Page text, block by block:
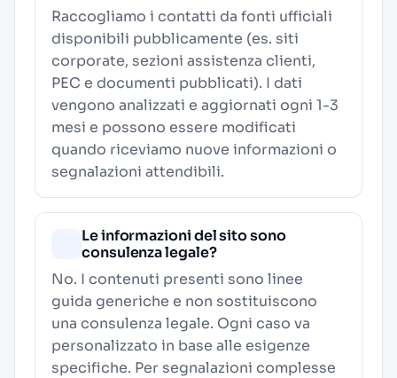
Raccogliamo i contatti da fonti ufficiali
disponibili pubblicamente (es. siti
corporate, sezioni assistenza clienti,
PEC e documenti pubblicati). I dati
vengono analizzati e aggiornati ogni 1-3
mesi e possono essere modificati
quando riceviamo nuove informazioni o
segnalazioni attendibili.
Le informazioni del sito sono
consulenza legale?
No. I contenuti presenti sono linee
guida generiche e non sostituiscono
una consulenza legale. Ogni caso va
personalizzato in base alle esigenze
specifiche. Per segnalazioni complesse